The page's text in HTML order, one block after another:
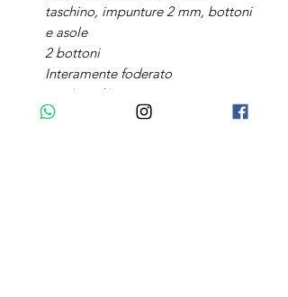
taschino, impunture 2 mm, bottoni
e asole
2 bottoni
Interamente foderato
Tasche a filo
Taschino a barchetta